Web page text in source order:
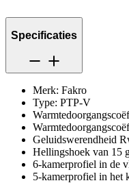
Specificaties
Merk: Fakro
Type: PTP-V
Geluidswerendheid
Hellingshoek van 15
6-kamerprofiel in de
5-kamerprofiel in het